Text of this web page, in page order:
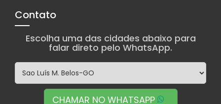
Contato
Escolha uma das cidades abaixo para
falar direto pelo WhatsApp.
CHAMAR NO WHATSAPP